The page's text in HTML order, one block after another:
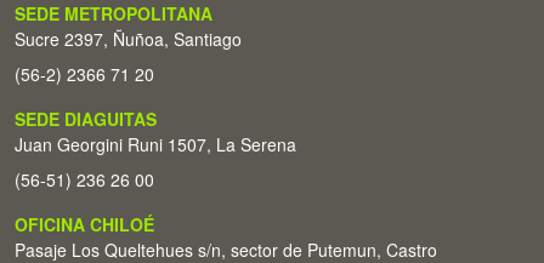
SEDE METROPOLITANA
Sucre 2397, Ñuñoa, Santiago
(56-2) 2366 71 20
SEDE DIAGUITAS
Juan Georgini Runi 1507, La Serena
(56-51) 236 26 00
OFICINA CHILOÉ
Pasaje Los Queltehues s/n, sector de Putemun, Castro